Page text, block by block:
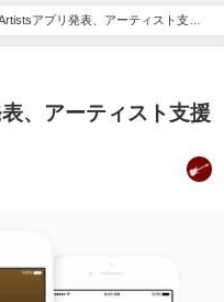
アプリ発表、アーティスト支援
、アーティスト支援